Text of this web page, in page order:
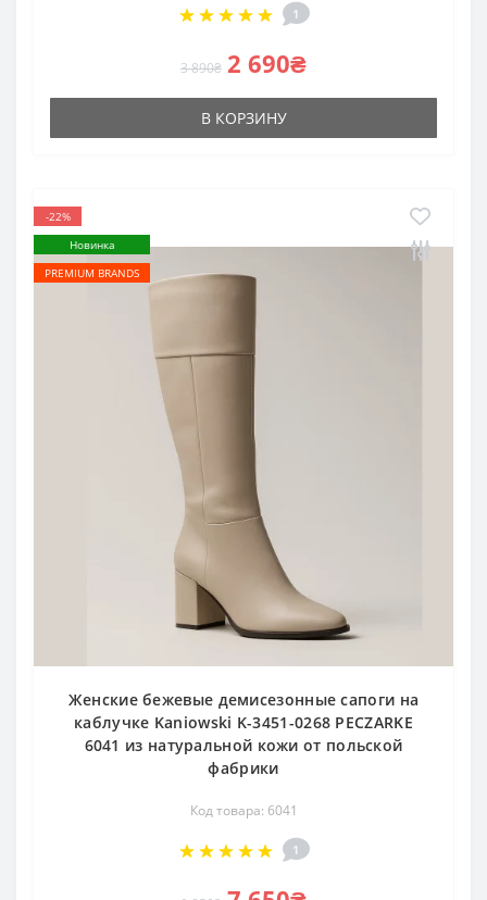
1
3 890₴ 2 690₴
В КОРЗИНУ
-22%
Новинка
PREMIUM BRANDS
Женские бежевые демисезонные сапоги на
каблучке Kaniowski K-3451-0268 PECZARKE
6041 из натуральной кожи от польской
фабрики
Код товара: 6041
1